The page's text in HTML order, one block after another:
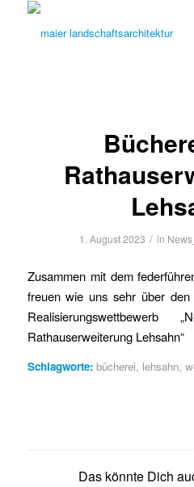
1. August 2023 / in
Zusammen mit dem
freuen wie uns sehr über
Realisierungswettbewerb
Rathauserweiterung Lehsahn“
Schlagworte: bücherei, lehsahn,
Das könnte Dich